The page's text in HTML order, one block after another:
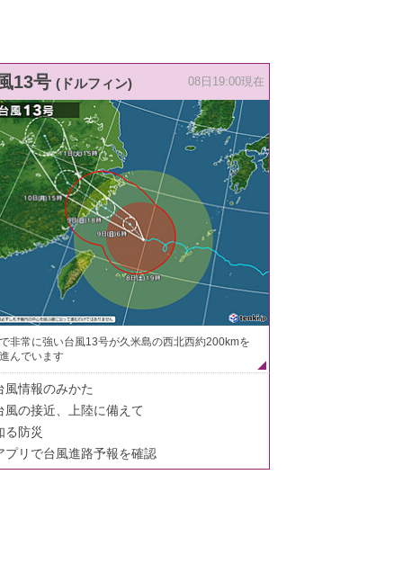
13号 (ドルフィン) 08日19:00現在
非常に強い台風13号が久米島の西北西約200kmを
んでいます
風情報のみかた
風の接近、上陸に備えて
る防災
プリで台風進路予報を確認